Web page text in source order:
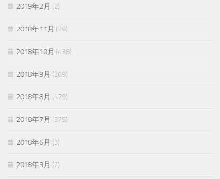
2019年2月 (2)
2018年11月 (79)
2018年10月 (438)
2018年9月 (269)
2018年8月 (479)
2018年7月 (375)
2018年6月 (3)
2018年3月 (7)